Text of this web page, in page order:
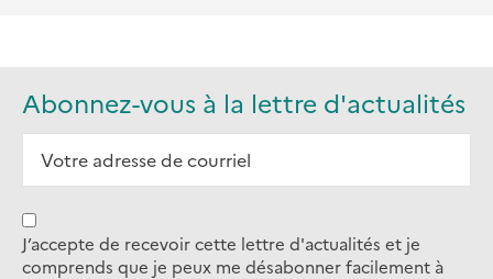
Abonnez-vous à la lettre d'actualités
J’accepte de recevoir cette lettre d'actualités et je
comprends que je peux me désabonner facilement à